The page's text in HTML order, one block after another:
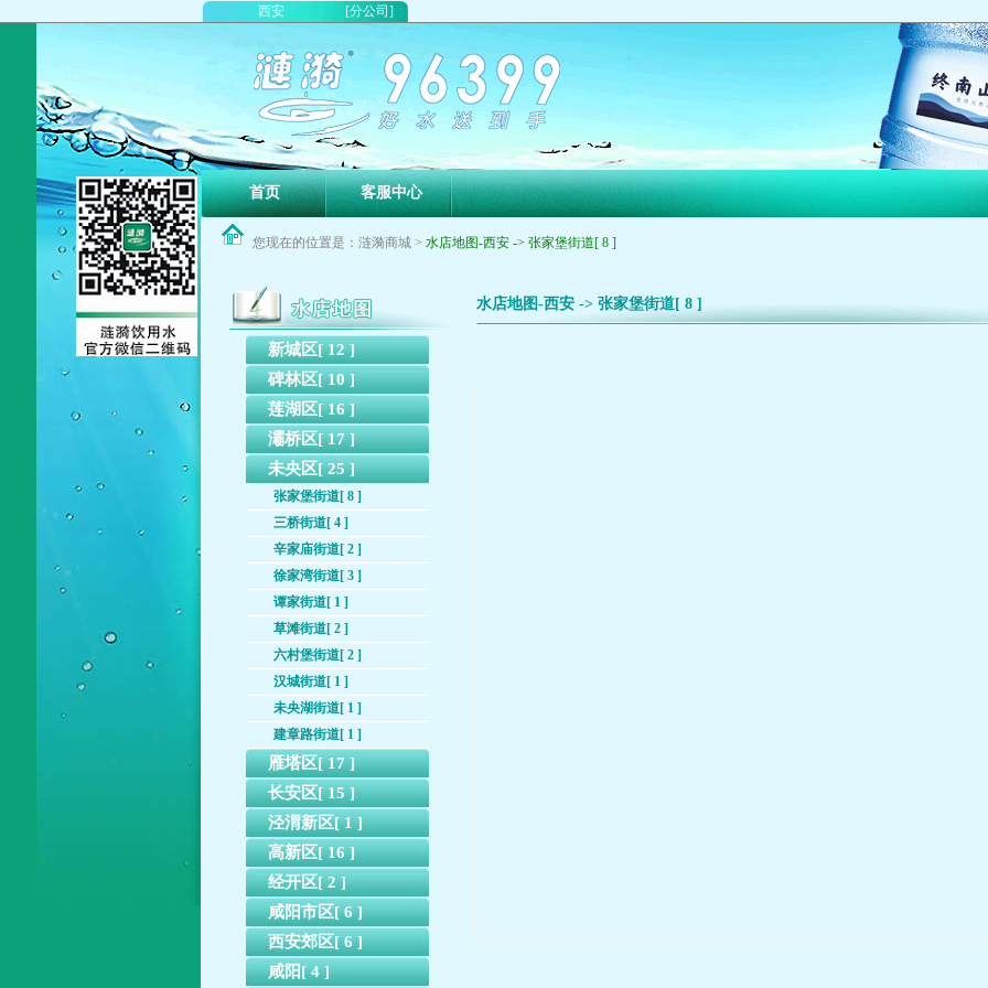
[分公司]
西安
首页 客服中心
您现在的位置是：涟漪商城 > 水店地图-西安 -> 张家堡街道[ 8 ]
新城区[ 12 ]
碑林区[ 10 ]
莲湖区[ 16 ]
灞桥区[ 17 ]
未央区[ 25 ]
张家堡街道[ 8 ]
三桥街道[ 4 ]
辛家庙街道[ 2 ]
徐家湾街道[ 3 ]
谭家街道[ 1 ]
草滩街道[ 2 ]
六村堡街道[ 2 ]
汉城街道[ 1 ]
未央湖街道[ 1 ]
建章路街道[ 1 ]
雁塔区[ 17 ]
长安区[ 15 ]
泾渭新区[ 1 ]
高新区[ 16 ]
经开区[ 2 ]
咸阳市区[ 6 ]
西安郊区[ 6 ]
咸阳[ 4 ]
水店地图-西安 -> 张家堡街道[ 8 ]